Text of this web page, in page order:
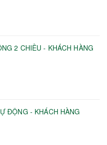
2 CHIỀU - KHÁCH HÀNG
ĐỘNG - KHÁCH HÀNG